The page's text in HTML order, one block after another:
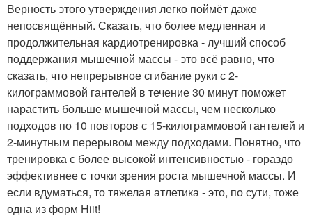
Верность этого утверждения легко поймёт даже
непосвящённый. Сказать, что более медленная и
продолжительная кардиотренировка - лучший способ
поддержания мышечной массы - это всё равно, что
сказать, что непрерывное сгибание руки с 2-
килограммовой гантелей в течение 30 минут поможет
нарастить больше мышечной массы, чем несколько
подходов по 10 повторов с 15-килограммовой гантелей и
2-минутным перерывом между подходами. Понятно, что
тренировка с более высокой интенсивностью - гораздо
эффективнее с точки зрения роста мышечной массы. И
если вдуматься, то тяжелая атлетика - это, по сути, тоже
одна из форм Hiit!